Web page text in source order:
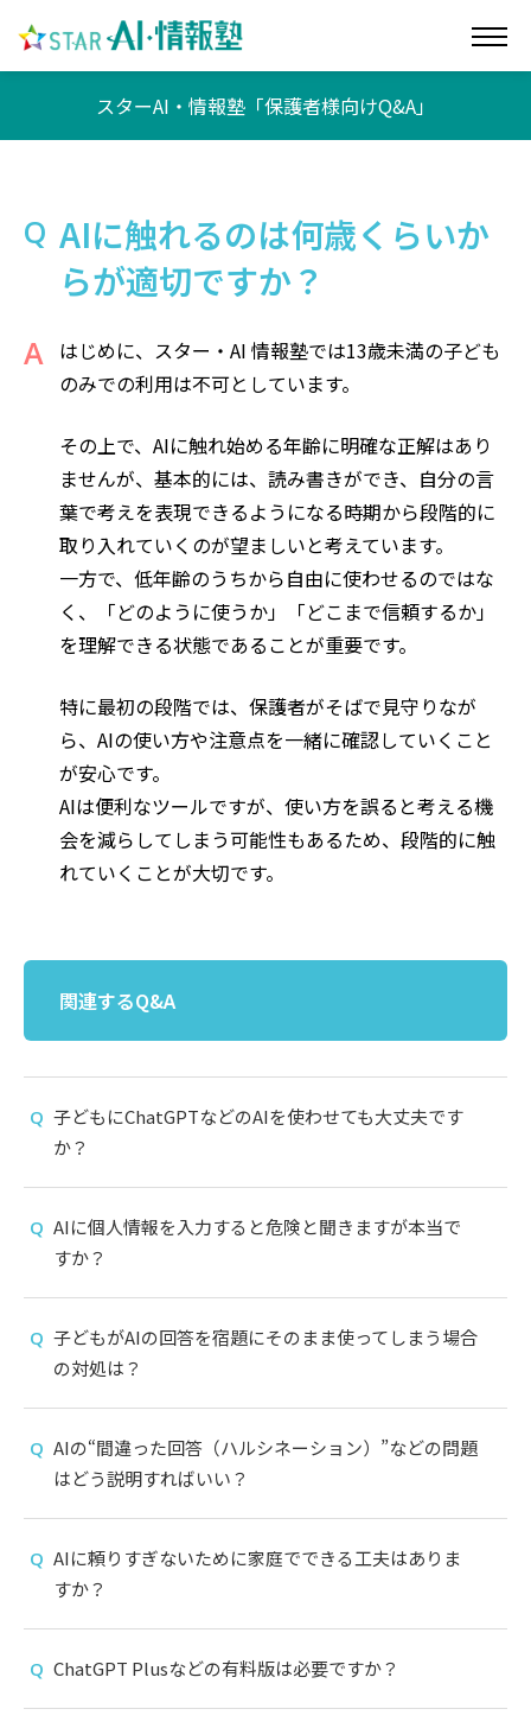
スターAI・情報塾「保護者様向けQ&A」
AIに触れるのは何歳くらいか
らが適切ですか？
はじめに、スター・AI 情報塾では13歳未満の子ども
のみでの利用は不可としています。
その上で、AIに触れ始める年齢に明確な正解はあり
ませんが、基本的には、読み書きができ、自分の言
葉で考えを表現できるようになる時期から段階的に
取り入れていくのが望ましいと考えています。
一方で、低年齢のうちから自由に使わせるのではな
く、「どのように使うか」「どこまで信頼するか」
を理解できる状態であることが重要です。
特に最初の段階では、保護者がそばで見守りなが
ら、AIの使い方や注意点を一緒に確認していくこと
が安心です。
AIは便利なツールですが、使い方を誤ると考える機
会を減らしてしまう可能性もあるため、段階的に触
れていくことが大切です。
関連するQ&A
子どもにChatGPTなどのAIを使わせても大丈夫です
か？
AIに個人情報を入力すると危険と聞きますが本当で
すか？
子どもがAIの回答を宿題にそのまま使ってしまう場合
の対処は？
AIの“間違った回答（ハルシネーション）”などの問題
はどう説明すればいい？
AIに頼りすぎないために家庭でできる工夫はありま
すか？
ChatGPT Plusなどの有料版は必要ですか？